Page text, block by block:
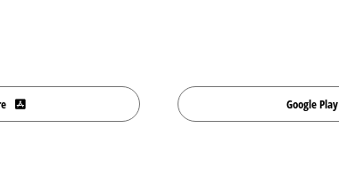
Google Play